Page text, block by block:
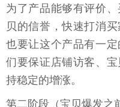
为了产品能够有评价
贝的信誉，快速打消
也要让这个产品有一
们要保证店铺访客、
持稳定的增涨。
第二阶段（宝贝爆发之